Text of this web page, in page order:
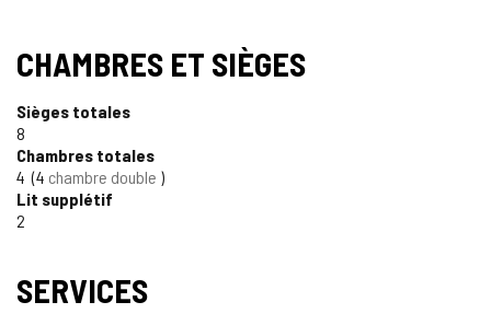
TIPO
CHAMBRES ET SIÈGES
Sièges totales
8
Chambres totales
4 4 chambre double
Lit supplétif
2
SERVICES